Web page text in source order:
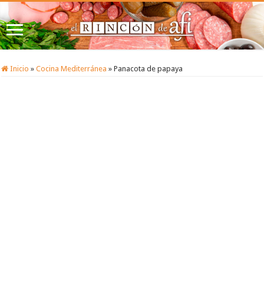
Inicio » Cocina Mediterránea » Panacota de papaya